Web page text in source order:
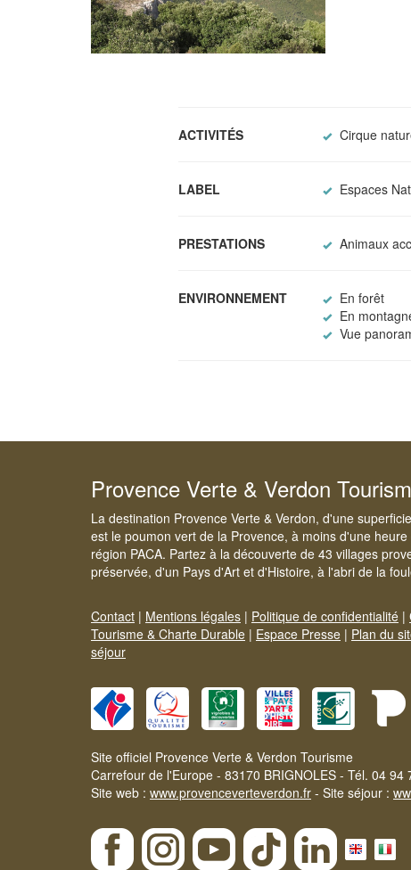
ACTIVITÉS Cirque
LABEL Espaces
PRESTATIONS Animaux
ENVIRONNEMENT En forêt
En
Vue
Provence Verte & Verdon
La destination Provence Verte & Verdon, d'une
est le poumon vert de la Provence, à moins d'une
région PACA. Partez à la découverte de 43 villages
préservée, d'un Pays d'Art et d'Histoire, à l'abri de la
Contact | Mentions légales | Politique de confidentialité |
Tourisme & Charte Durable | Espace Presse | Plan du
séjour
Site officiel Provence Verte & Verdon Tourisme
Carrefour de l'Europe - 83170 BRIGNOLES - Tél. 04 94
Site web : www.provenceverteverdon.fr - Site séjour :